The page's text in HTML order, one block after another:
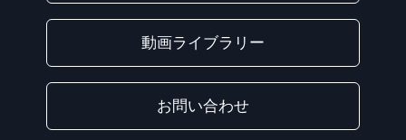
動画ライブラリー
お問い合わせ